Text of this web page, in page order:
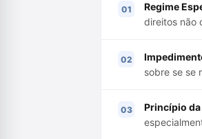
Regime
direitos não
sobre se se
Princípio